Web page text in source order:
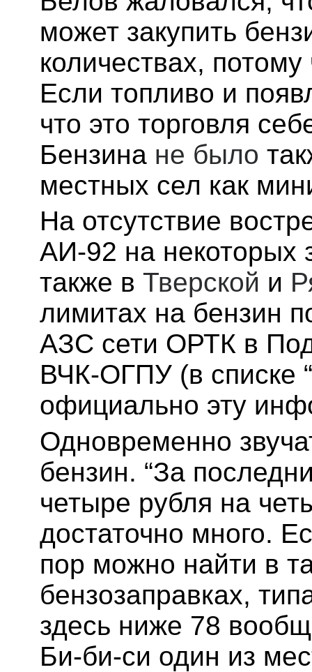
может закупить
количествах,
Если топливо и
что это торговля
Бензина не было
местных сел как
На отсутствие
АИ-92 на некоторых
также в Тверской и
лимитах на бензин
АЗС сети ОРТК в
ВЧК-ОГПУ (в списке
официально эту
Одновременно
бензин. “За
четыре рубля на
достаточно много.
пор можно найти в
бензозаправках,
здесь ниже 78
Би-би-си один из